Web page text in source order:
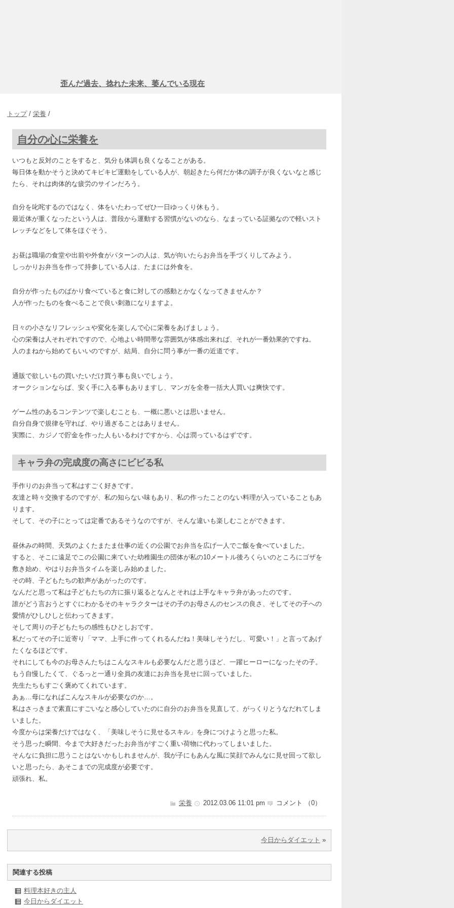
歪んだ過去、捻れた未来、萎んでいる現在
トップ/ 栄養 /
自分の心に栄養を
いつもと反対のことをすると、気分も体調も良くなることがある。
毎日体を動かそうと決めてキビキビ運動をしている人が、朝起きたら何だか体の調子が良くないなと感じ
たら、それは肉体的な疲労のサインだろう。
自分を叱咤するのではなく、体をいたわってぜひ一日ゆっくり休もう。
最近体が重くなったという人は、普段から運動する習慣がないのなら、なまっている証拠なので軽いスト
レッチなどをして体をほぐそう。
お昼は職場の食堂や出前や外食がパターンの人は、気が向いたらお弁当を手づくりしてみよう。
しっかりお弁当を作って持参している人は、たまには外食を。
自分が作ったものばかり食べていると食に対しての感動とかなくなってきませんか？
人が作ったものを食べることで良い刺激になりますよ。
日々の小さなリフレッシュや変化を楽しんで心に栄養をあげましょう。
心の栄養は人それぞれですので、心地よい時間帯な雰囲気が体感出来れば、それが一番効果的ですね。
人のまねから始めてもいいのですが、結局、自分に問う事が一番の近道です。
通販で欲しいもの買いたいだけ買う事も良いでしょう。
オークションならば、安く手に入る事もありますし、マンガを全巻一括大人買いは爽快です。
ゲーム性のあるコンテンツで楽しむことも、一概に悪いとは思いません。
自分自身で規律を守れば、やり過ぎることはありません。
実際に、カジノで貯金を作った人もいるわけですから、心は潤っているはずです。
キャラ弁の完成度の高さにビビる私
手作りのお弁当って私はすごく好きです。
友達と時々交換するのですが、私の知らない味もあり、私の作ったことのない料理が入っていることもあ
ります。
そして、その子にとっては定番であるそうなのですが、そんな違いも楽しむことができます。
昼休みの時間、天気のよくたまたま仕事の近くの公園でお弁当を広げ一人でご飯を食べていました。
すると、そこに遠足でこの公園に来ていた幼稚園生の団体が私の10メートル後ろくらいのところにゴザを
敷き始め、やはりお弁当タイムを楽しみ始めました。
その時、子どもたちの歓声があがったのです。
なんだと思って私は子どもたちの方に振り返るとなんとそれは上手なキャラ弁があったのです。
誰がどう言おうとすぐにわかるそのキャラクターはその子のお母さんのセンスの良さ、そしてその子への
愛情がひしひしと伝わってきます。
そして周りの子どもたちの感性もひとしおです。
私だってその子に近寄り「ママ、上手に作ってくれるんだね！美味しそうだし、可愛い！」と言ってあげ
たくなるほどです。
それにしても今のお母さんたちはこんなスキルも必要なんだと思うほど、一躍ヒーローになったその子。
もう自慢したくて、ぐるっと一通り全員の友達にお弁当を見せに回っていました。
先生たちもすごく褒めてくれています。
あぁ…母になればこんなスキルが必要なのか…。
私はさっきまで素直にすごいなと感心していたのに自分のお弁当を見直して、がっくりとうなだれてしま
いました。
今度からは栄養だけではなく、「美味しそうに見せるスキル」を身につけようと思った私。
そう思った瞬間、今まで大好きだったお弁当がすごく重い荷物に代わってしまいました。
そんなに負担に思うことはないかもしれませんが、我が子にもあんな風に笑顔でみんなに見せ回って欲し
いと思ったら、あそこまでの完成度が必要です。
頑張れ、私。
栄養 2012.03.06 11:01 pm コメント （0）
今日からダイエット »
関連する投稿
料理本好きの主人
今日からダイエット